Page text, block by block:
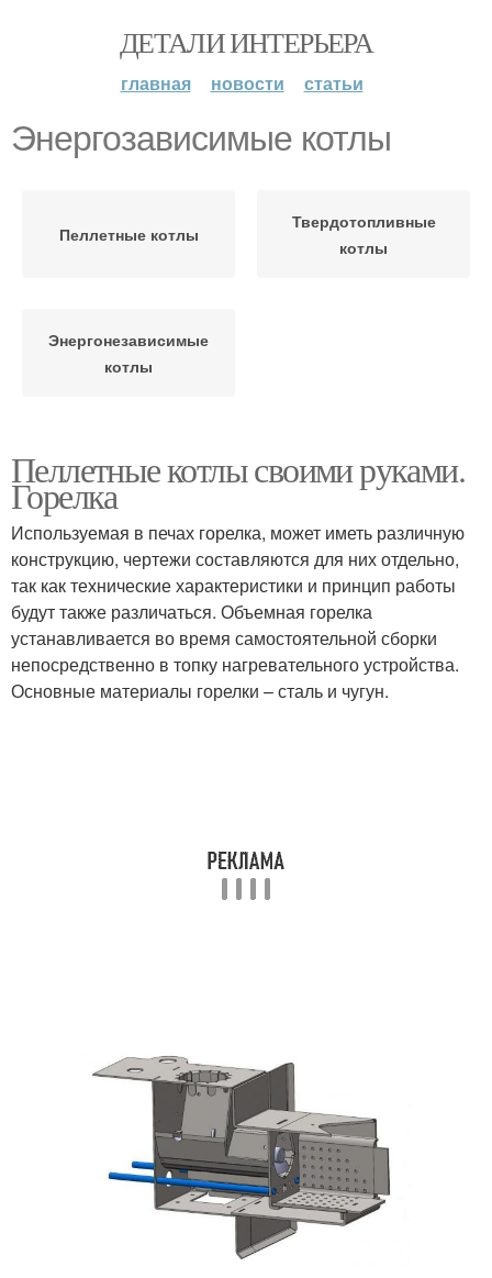
ДЕТАЛИ ИНТЕРЬЕРА
главная новости статьи
Энергозависимые котлы
Пеллетные котлы
Твердотопливные
котлы
Энергонезависимые
котлы
Пеллетные котлы своими руками.
Горелка
Используемая в печах горелка, может иметь различную
конструкцию, чертежи составляются для них отдельно,
так как технические характеристики и принцип работы
будут также различаться. Объемная горелка
устанавливается во время самостоятельной сборки
непосредственно в топку нагревательного устройства.
Основные материалы горелки – сталь и чугун.